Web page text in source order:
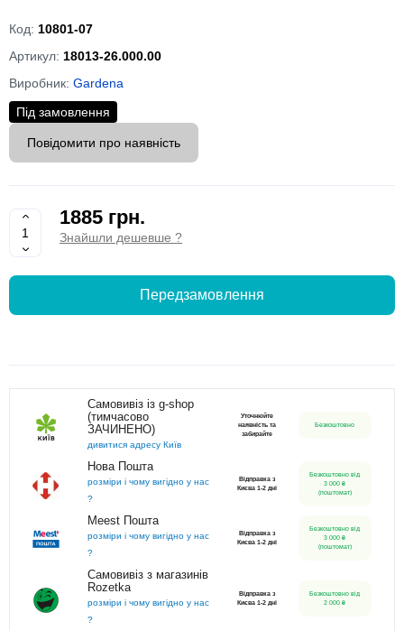
Код: 10801-07
Артикул: 18013-26.000.00
Виробник: Gardena
Під замовлення
Повідомити про наявність
1885 грн.
Знайшли дешевше ?
Передзамовлення
Самовивіз із g-shop
(тимчасово
ЗАЧИНЕНО)
дивитися адресу Київ
Уточнюйте
наявність та
забирайте
Безкоштовно
Нова Пошта
розміри і чому вигідно у нас
?
Відправка з
Києва 1-2 дні
Безкоштовно від
3 000 ₴
(поштомат)
Meest Пошта
розміри і чому вигідно у нас
?
Відправка з
Києва 1-2 дні
Безкоштовно від
3 000 ₴
(поштомат)
Самовивіз з магазинів
Rozetka
розміри і чому вигідно у нас
?
Відправка з
Києва 1-2 дні
Безкоштовно від
2 000 ₴